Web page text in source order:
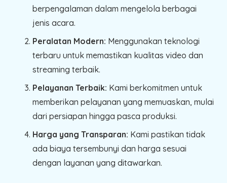
berpengalaman dalam mengelola berbagai
jenis acara.
Peralatan Modern: Menggunakan teknologi
terbaru untuk memastikan kualitas video dan
streaming terbaik.
Pelayanan Terbaik: Kami berkomitmen untuk
memberikan pelayanan yang memuaskan, mulai
dari persiapan hingga pasca produksi.
Harga yang Transparan: Kami pastikan tidak
ada biaya tersembunyi dan harga sesuai
dengan layanan yang ditawarkan.